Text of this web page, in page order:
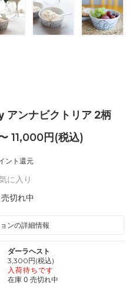
アンナビクトリア 2柄
11,000円(税込)
ント還元
に入り
切れ中
ンの詳細情報
ダーラヘスト
3,300円(税込)
入荷待ちです
在庫 0 売切れ中